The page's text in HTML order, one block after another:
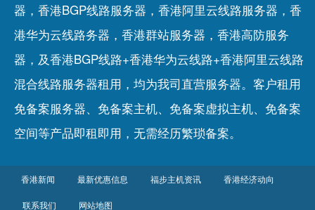
器，香港BGP线路服务器，香港阿里云线路服务器，香
港华为云线路务器，香港群站服务器，香港高防服务
器，及香港BGP线路+香港华为云线路+香港阿里云线路
混合线路服务器租用，均为我司直营服务器。客户租用
免备案服务器、 免备案主机、 免备案虚拟主机、 免备案
空间等产品即租即用，无需经历繁琐备案。
香港新闻 最新优惠信息 福步主机资讯 香港经济动向
联系我们 网站地图